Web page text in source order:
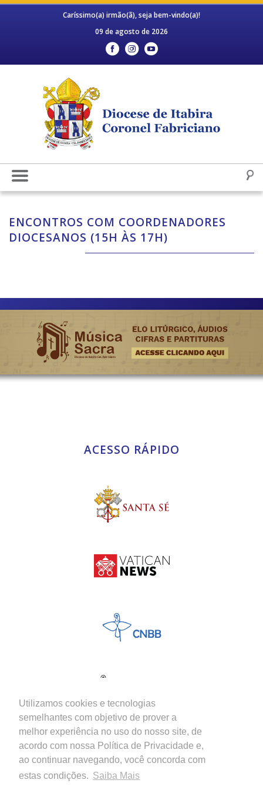
Utilizamos cookies e tecnologias
semelhantes com objetivo de prover a
melhor experiência no uso do nosso site, de
acordo com nossa Política de Privacidade e,
ao continuar navegando, você concorda com
estas condições. Saiba Mais
Caríssimo(a) irmão(ã), seja bem-vindo(a)!
09 de agosto de 2026
ENCONTROS COM COORDENADORES
DIOCESANOS (15H ÀS 17H)
ACESSO RÁPIDO